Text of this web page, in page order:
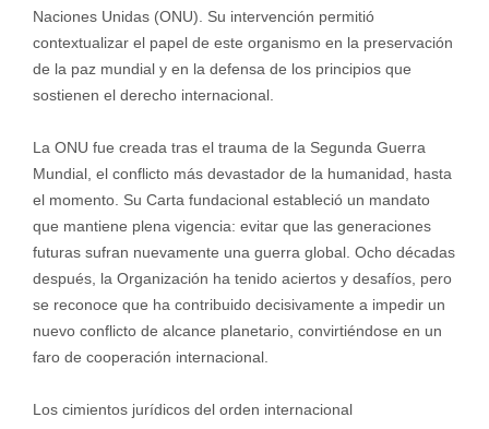
Naciones Unidas (ONU). Su intervención permitió
contextualizar el papel de este organismo en la preservación
de la paz mundial y en la defensa de los principios que
sostienen el derecho internacional.
La ONU fue creada tras el trauma de la Segunda Guerra
Mundial, el conflicto más devastador de la humanidad, hasta
el momento. Su Carta fundacional estableció un mandato
que mantiene plena vigencia: evitar que las generaciones
futuras sufran nuevamente una guerra global. Ocho décadas
después, la Organización ha tenido aciertos y desafíos, pero
se reconoce que ha contribuido decisivamente a impedir un
nuevo conflicto de alcance planetario, convirtiéndose en un
faro de cooperación internacional.
Los cimientos jurídicos del orden internacional